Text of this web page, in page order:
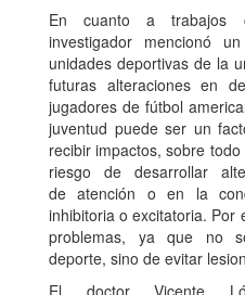
En cuanto a trabajos
investigador mencionó
unidades deportivas de la
futuras alteraciones en
jugadores de fútbol
juventud puede ser un
recibir impactos, sobre
riesgo de desarrollar
de atención o en la
inhibitoria o excitatoria. Por
problemas, ya que no
deporte, sino de evitar